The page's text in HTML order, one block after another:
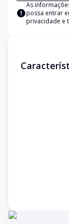
As
possa entrar
privacidade e